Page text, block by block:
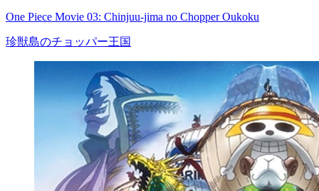
One Piece Movie 03: Chinjuu-jima no Chopper Oukoku
珍獣島のチョッパー王国